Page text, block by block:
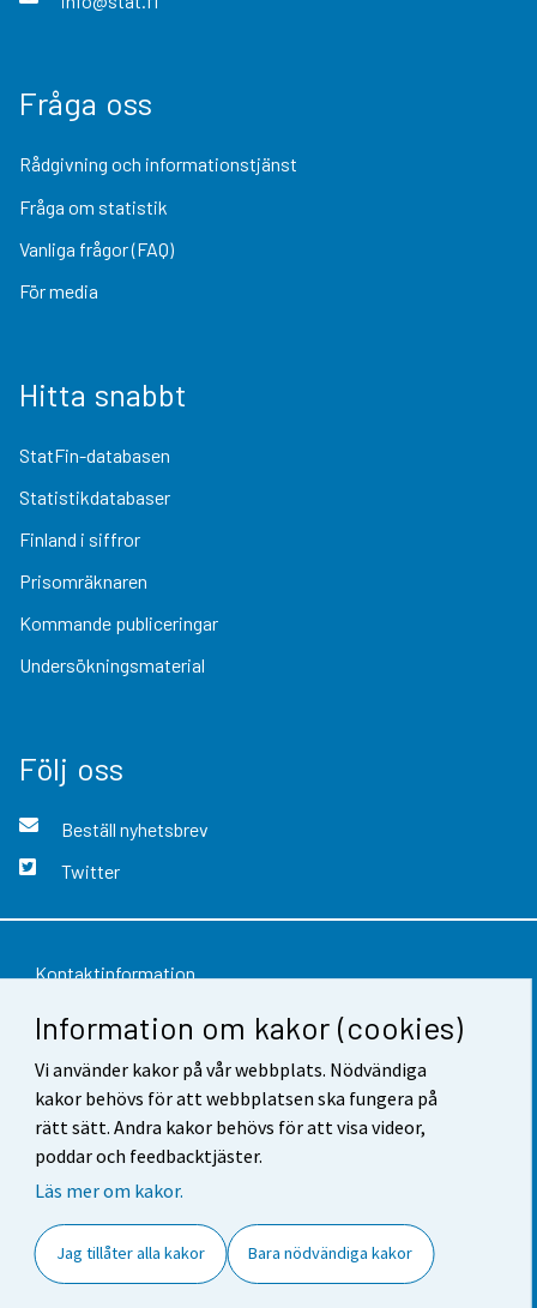
Information om kakor (cookies)
Vi använder kakor på vår webbplats. Nödvändiga
kakor behövs för att webbplatsen ska fungera på
rätt sätt. Andra kakor behövs för att visa videor,
poddar och feedbacktjäster.
Läs mer om kakor.
Jag tillåter alla kakor Bara nödvändiga kakor
Fråga oss
Rådgivning och informationstjänst
Fråga om statistik
Vanliga frågor (FAQ)
För media
Hitta snabbt
StatFin-databasen
Statistikdatabaser
Finland i siffror
Prisomräknaren
Kommande publiceringar
Undersökningsmaterial
Följ oss
Beställ nyhetsbrev
Twitter
Kontaktinformation
Respons
Användarvillkor
Dataskydd
Tillgänglighet
Cookie-inställningar